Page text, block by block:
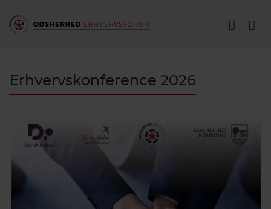
Erhvervskonference 2026